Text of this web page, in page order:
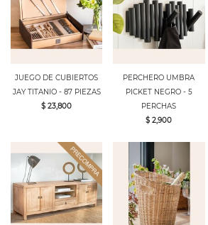
JUEGO DE CUBIERTOS
JAY TITANIO - 87 PIEZAS
$ 23,800
PERCHERO UMBRA
PICKET NEGRO - 5
PERCHAS
$ 2,900